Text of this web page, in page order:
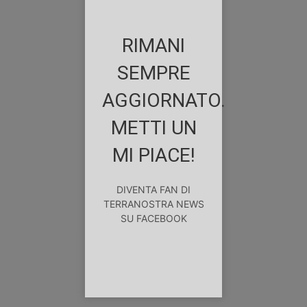
RIMANI
SEMPRE
AGGIORNATO.
METTI UN
MI PIACE!
DIVENTA FAN DI
TERRANOSTRA NEWS
SU FACEBOOK